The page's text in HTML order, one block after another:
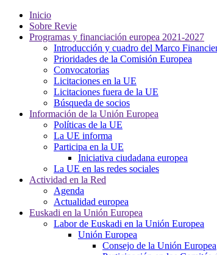
Inicio
Sobre Revie
Programas y financiación europea 2021-2027
Introducción y cuadro del Marco
Prioridades de la Comisión Europea
Convocatorias
Licitaciones en la UE
Licitaciones fuera de la UE
Búsqueda de socios
Información de la Unión Europea
Políticas de la UE
La UE informa
Participa en la UE
Iniciativa ciudadana europea
La UE en las redes sociales
Actividad en la Red
Agenda
Actualidad europea
Euskadi en la Unión Europea
Labor de Euskadi en la Unión Europea
Unión Europea
Consejo de la Unión Europea